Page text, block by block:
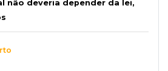
não deveria depender da lei,